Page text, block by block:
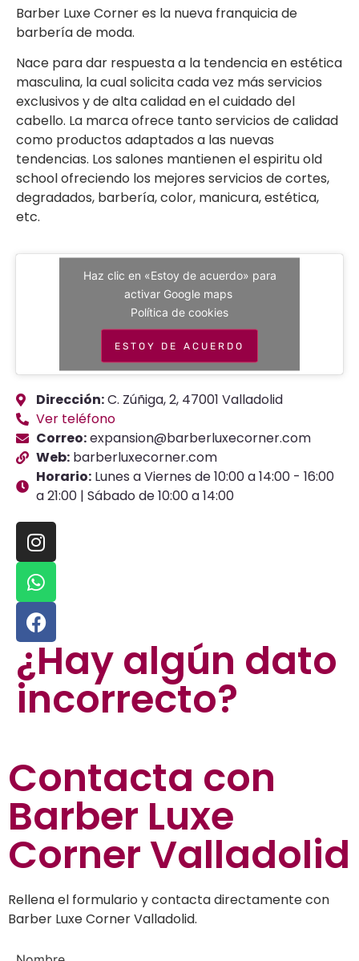
Barber Luxe Corner es la nueva franquicia de
barbería de moda.
Nace para dar respuesta a la tendencia en estética
masculina, la cual solicita cada vez más servicios
exclusivos y de alta calidad en el cuidado del
cabello. La marca ofrece tanto servicios de calidad
como productos adaptados a las nuevas
tendencias. Los salones mantienen el espiritu old
school ofreciendo los mejores servicios de cortes,
degradados, barbería, color, manicura, estética,
etc.
Haz clic en «Estoy de acuerdo» para
activar Google maps
Política de cookies
ESTOY DE ACUERDO
Dirección:C. Zúñiga, 2, 47001 Valladolid
Ver teléfono
Correo:expansion@barberluxecorner.com
Web: barberluxecorner.com
Horario: Lunes a Viernes de 10:00 a 14:00 - 16:00
a 21:00 | Sábado de 10:00 a 14:00
¿Hay algún dato
incorrecto?
Contacta con
Barber Luxe
Corner Valladolid
Rellena el formulario y contacta directamente con
Barber Luxe Corner Valladolid.